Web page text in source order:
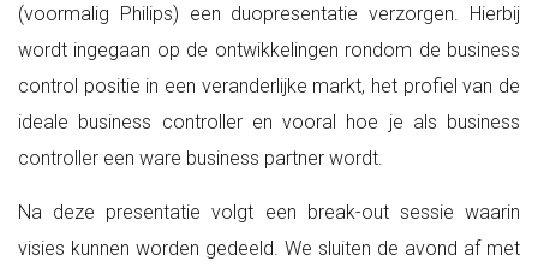
(voormalig Philips) een duopresentatie verzorgen. Hierbij
wordt ingegaan op de ontwikkelingen rondom de business
control positie in een veranderlijke markt, het profiel van de
ideale business controller en vooral hoe je als business
controller een ware business partner wordt.
Na deze presentatie volgt een break-out sessie waarin
visies kunnen worden gedeeld. We sluiten de avond af met